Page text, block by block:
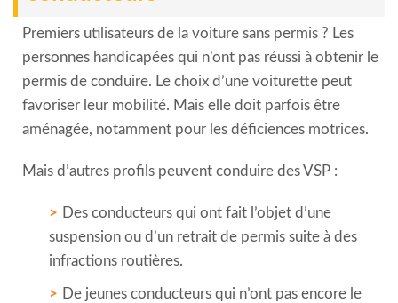
Premiers utilisateurs de la voiture sans permis ? Les
personnes handicapées qui n’ont pas réussi à obtenir le
permis de conduire. Le choix d’une voiturette peut
favoriser leur mobilité. Mais elle doit parfois être
aménagée, notamment pour les déficiences motrices.
Mais d’autres profils peuvent conduire des VSP :
Des conducteurs qui ont fait l’objet d’une
suspension ou d’un retrait de permis suite à des
infractions routières.
De jeunes conducteurs qui n’ont pas encore le